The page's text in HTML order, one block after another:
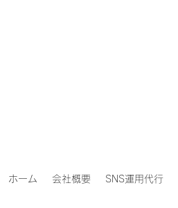
ホーム 会社概要 SNS運用代行